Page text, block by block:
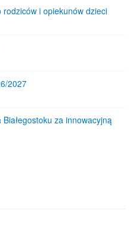
i opiekunów dzieci
2027
za innowacyjną